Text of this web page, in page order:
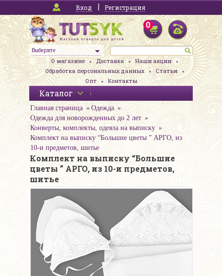
Вход Регистрация
Выберите
0
О магазине Доставка
Наши акции
Обработка персональных данных
Статьи
Опт
Контакты
Каталог
Главная страница
Одежда
Одежда для новорожденных до 2 лет
Конверты, комплекты, одеяла на выписку
Комплект на выписку “Большие цветы ” АРГО, из
10-и предметов, шитье
Комплект на выписку “Большие
цветы ” АРГО, из 10-и предметов,
шитье